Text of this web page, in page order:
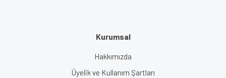
Kurumsal
Hakkımızda
Üyelik ve Kullanım Şartları